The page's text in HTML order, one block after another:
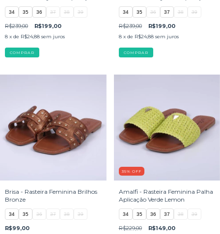
Marrom
34 35 36 37 38 39
R$239,00 R$199,00
8 x de R$24,88 sem juros
COMPRAR
Cinza
34 35 36 37 38 39
R$239,00 R$199,00
8 x de R$24,88 sem juros
COMPRAR
Brisa - Rasteira Feminina Brilhos
Bronze
34 35 36 37 38 39
R$99,00
35% OFF
Amalfi - Rasteira Feminina Palha
Aplicação Verde Lemon
34 35 36 37 38 39
R$229,00 R$149,00